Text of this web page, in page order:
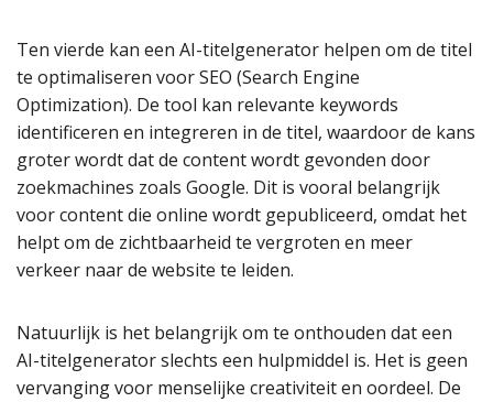
Ten vierde kan een AI-titelgenerator helpen om de titel
te optimaliseren voor SEO (Search Engine
Optimization). De tool kan relevante keywords
identificeren en integreren in de titel, waardoor de kans
groter wordt dat de content wordt gevonden door
zoekmachines zoals Google. Dit is vooral belangrijk
voor content die online wordt gepubliceerd, omdat het
helpt om de zichtbaarheid te vergroten en meer
verkeer naar de website te leiden.
Natuurlijk is het belangrijk om te onthouden dat een
AI-titelgenerator slechts een hulpmiddel is. Het is geen
vervanging voor menselijke creativiteit en oordeel. De